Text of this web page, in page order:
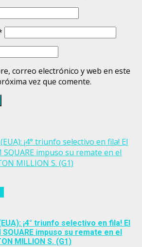
correo electrónico y web en este
vez que comente.
¡4° triunfo selectivo en fila! El
impuso su remate en el
MILLION S. (G1)
¡4° triunfo selectivo en fila! El
SQUARE impuso su remate en el
MILLION S. (G1)